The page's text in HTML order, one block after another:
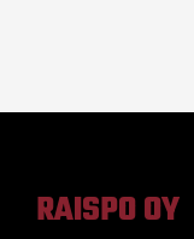
RAISPO OY